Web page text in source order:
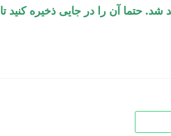
حتما آن را در جایی ذخیره کنید تا